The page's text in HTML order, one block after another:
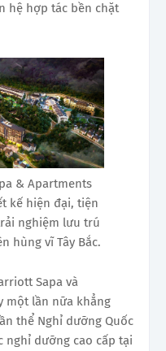
hệ hợp tác bền chặt
& Apartments
kế hiện đại, tiện
nghiệm lưu trú
hùng vĩ Tây Bắc.
Sapa và
một lần nữa khẳng
thể Nghỉ dưỡng Quốc
nghỉ dưỡng cao cấp tại